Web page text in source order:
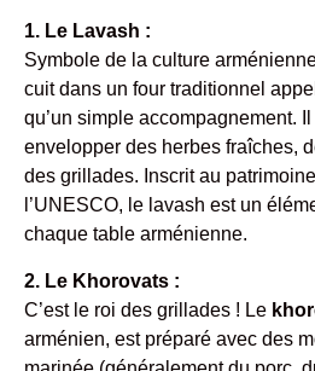
1. Le Lavash :
Symbole de la culture
cuit dans un four traditionnel
qu’un simple accompagnement.
envelopper des herbes fraîches,
des grillades. Inscrit au
l’UNESCO, le lavash est un
chaque table arménienne.
2. Le Khorovats :
C’est le roi des grillades ! Le
arménien, est préparé avec des